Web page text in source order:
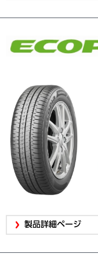
製品詳細ページ